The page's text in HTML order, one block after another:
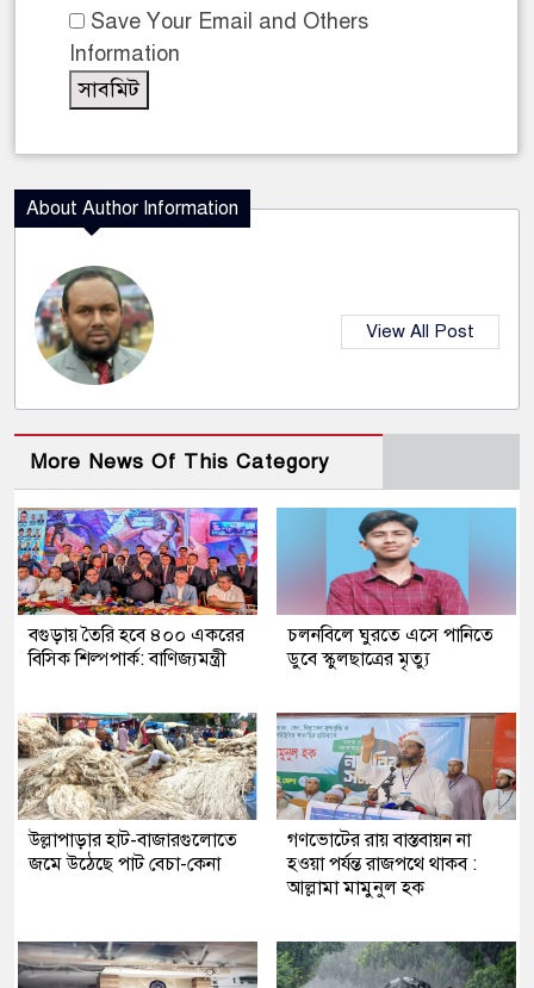
Save Your Email and Others
Information
About Author Information
View All Post
More News Of This Category
বগুড়ায় তৈরি হবে ৪০০ একরের
বিসিক শিল্পপার্ক: বাণিজ্যমন্ত্রী
চলনবিলে ঘুরতে এসে পানিতে
ডুবে স্কুলছাত্রের মৃত্যু
উল্লাপাড়ার হাট-বাজারগুলোতে
জমে উঠেছে পাট বেচা-কেনা
গণভোটের রায় বাস্তবায়ন না
হওয়া পর্যন্ত রাজপথে থাকব :
আল্লামা মামুনুল হক